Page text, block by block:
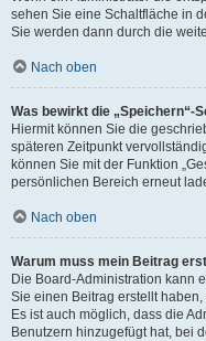
sehen Sie eine Schaltfläche in
Sie werden dann durch die
Nach oben
Was bewirkt die „Speichern“-
Hiermit können Sie die
späteren Zeitpunkt
können Sie mit der Funktion
persönlichen Bereich erneut
Nach oben
Warum muss mein Beitrag
Die Board-Administration kann
Sie einen Beitrag erstellt
Es ist auch möglich, dass die
Benutzern hinzugefügt hat, bei